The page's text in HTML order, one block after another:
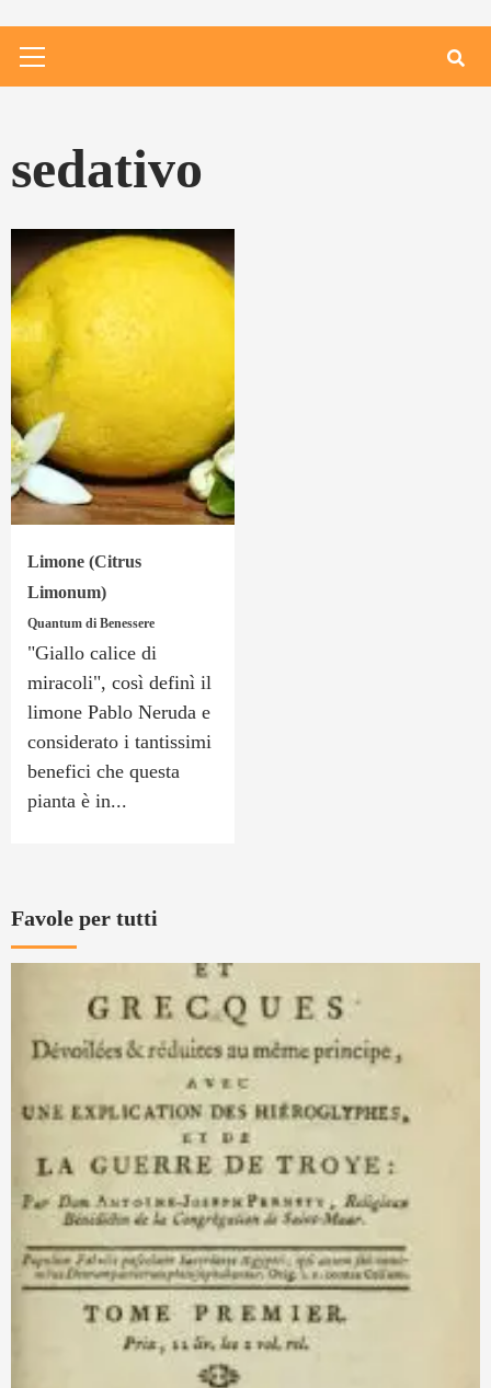
Menu
sedativo
Limone (Citrus
Limonum)
Quantum di Benessere
"Giallo calice di
miracoli", così definì il
limone Pablo Neruda e
considerato i tantissimi
benefici che questa
pianta è in...
Favole per tutti